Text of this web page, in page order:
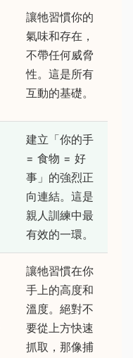
讓牠習慣你的
氣味和存在，
不帶任何威脅
性。這是所有
互動的基礎。
建立「你的手
= 食物 = 好
事」的強烈正
向連結。這是
親人訓練中最
有效的一環。
讓牠習慣在你
手上的高度和
溫度。絕對不
要從上方快速
抓取，那像捕